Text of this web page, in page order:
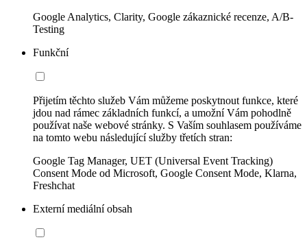
Google Analytics, Clarity, Google zákaznické recenze, A/B-
Testing
Funkční
Přijetím těchto služeb Vám můžeme poskytnout funkce, které
jdou nad rámec základních funkcí, a umožní Vám pohodlně
používat naše webové stránky. S Vaším souhlasem používáme
na tomto webu následující služby třetích stran:
Google Tag Manager, UET (Universal Event Tracking)
Consent Mode od Microsoft, Google Consent Mode, Klarna,
Freshchat
Externí mediální obsah